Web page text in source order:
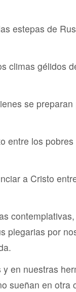
estepas de
climas gélidos
se
entre los
a Cristo
plegarias por
en nuestras
sueñan en otra